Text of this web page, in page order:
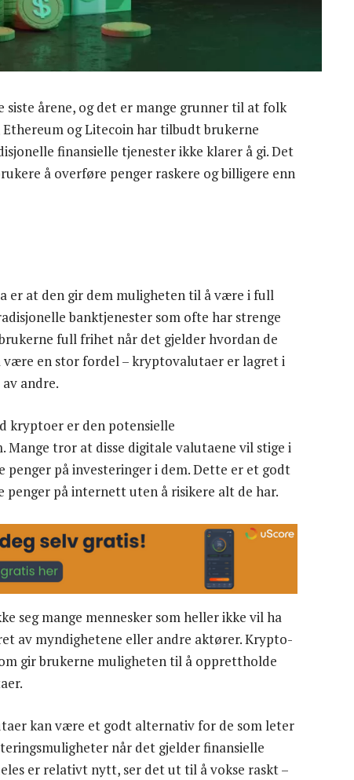
årene, og det er mange grunner til at folk
og Litecoin har tilbudt brukerne
finansielle tjenester ikke klarer å gi. Det
å overføre penger raskere og billigere enn
er at den gir dem muligheten til å være i full
banktjenester som ofte har strenge
full frihet når det gjelder hvordan de
være en stor fordel – kryptovalutaer er lagret i
andre.
kryptoer er den potensielle
tror at disse digitale valutaene vil stige i
på investeringer i dem. Dette er et godt
på internett uten å risikere alt de har.
mange mennesker som heller ikke vil ha
av myndighetene eller andre aktører. Krypto-
gir brukerne muligheten til å opprettholde
kan være et godt alternativ for de som leter
når det gjelder finansielle
er relativt nytt, ser det ut til å vokse raskt –